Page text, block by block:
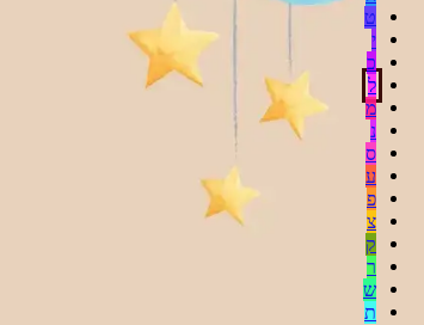
ט
י
כ
ל
מ
נ
ס
ע
פ
צ
ק
ר
ש
ת